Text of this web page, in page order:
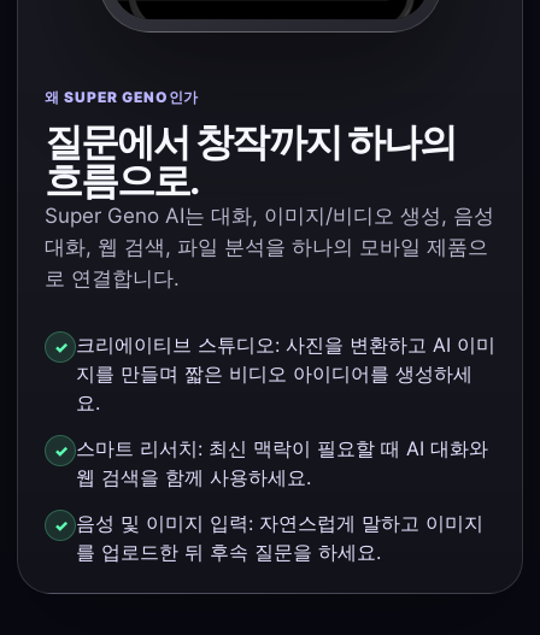
왜 SUPER GENO인가
질문에서 창작까지 하나의
흐름으로.
Super Geno AI는 대화, 이미지/비디오 생성, 음성
대화, 웹 검색, 파일 분석을 하나의 모바일 제품으
로 연결합니다.
크리에이티브 스튜디오: 사진을 변환하고 AI 이미
지를 만들며 짧은 비디오 아이디어를 생성하세
요.
스마트 리서치: 최신 맥락이 필요할 때 AI 대화와
웹 검색을 함께 사용하세요.
음성 및 이미지 입력: 자연스럽게 말하고 이미지
를 업로드한 뒤 후속 질문을 하세요.